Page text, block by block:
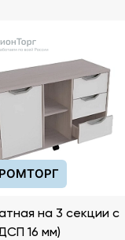
на 3 секции с
(ЛДСП 16 мм)